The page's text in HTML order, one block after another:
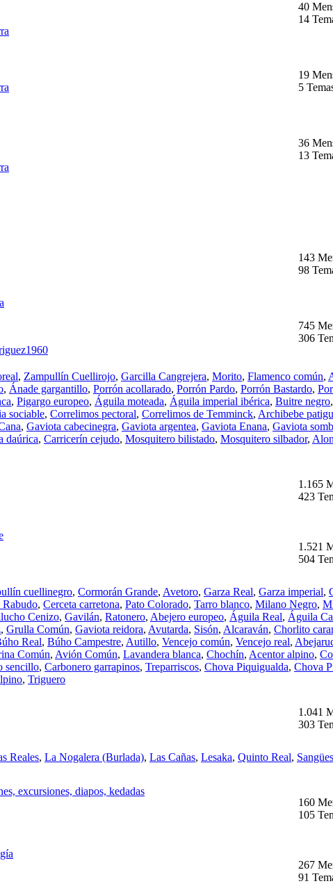
40
14
19
5
36
13
143
98
745
306
, Zampullín Cuellirojo, Garcilla Cangrejera, Morito, Flamenco común,
, Ánade gargantillo, Porrón acollarado, Porrón Pardo, Porrón Bastardo,
, Pigargo europeo, Águila moteada, Águila imperial ibérica, Buitre negro,
sociable, Correlimos pectoral, Correlimos de Temminck, Archibebe
, Gaviota cabecinegra, Gaviota argentea, Gaviota Enana, Gaviota
daúrica, Carricerín cejudo, Mosquitero bilistado, Mosquitero silbador,
1.165
423
1.521
504
cuellinegro, Cormorán Grande, Avetoro, Garza Real, Garza imperial,
Rabudo, Cerceta carretona, Pato Colorado, Tarro blanco, Milano Negro,
Cenizo, Gavilán, Ratonero, Abejero europeo, Águila Real, Águila
, Grulla Común, Gaviota reidora, Avutarda, Sisón, Alcaraván, Chorlito
Real, Búho Campestre, Autillo, Vencejo común, Vencejo real,
Común, Avión Común, Lavandera blanca, Chochín, Acentor alpino,
sencillo, Carbonero garrapinos, Treparriscos, Chova Piquigualda, Chova
, Triguero
1.041
303
Reales, La Nogalera (Burlada), Las Cañas, Lesaka, Quinto Real,
excursiones, diapos, kedadas
160
105
267
91